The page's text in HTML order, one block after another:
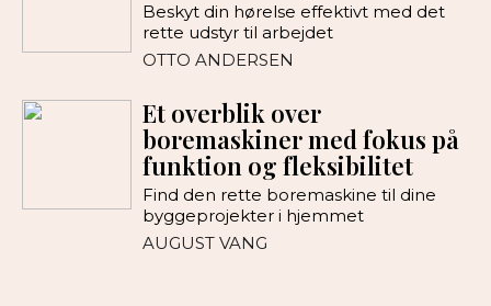
Beskyt din hørelse effektivt med det
rette udstyr til arbejdet
OTTO ANDERSEN
Et overblik over
boremaskiner med fokus på
funktion og fleksibilitet
Find den rette boremaskine til dine
byggeprojekter i hjemmet
AUGUST VANG